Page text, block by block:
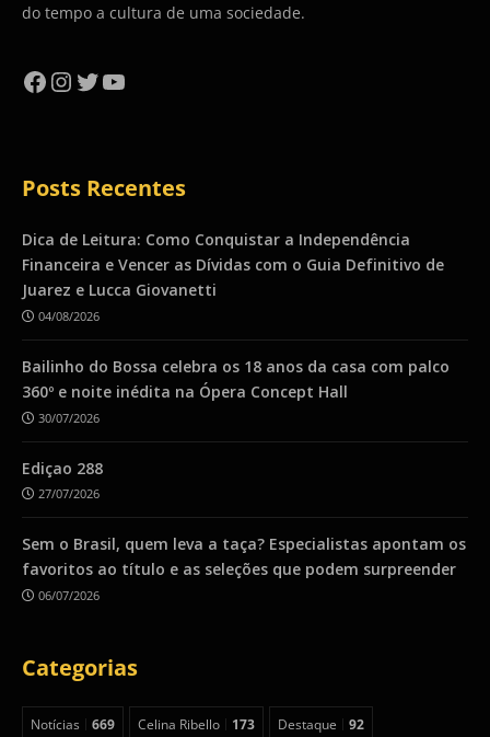
do tempo a cultura de uma sociedade.
Facebook
Instagram
Twitter
YouTube
Posts Recentes
Dica de Leitura: Como Conquistar a Independência
Financeira e Vencer as Dívidas com o Guia Definitivo de
Juarez e Lucca Giovanetti
04/08/2026
Bailinho do Bossa celebra os 18 anos da casa com palco
360º e noite inédita na Ópera Concept Hall
30/07/2026
Ediçao 288
27/07/2026
Sem o Brasil, quem leva a taça? Especialistas apontam os
favoritos ao título e as seleções que podem surpreender
06/07/2026
Categorias
Notícias 669 Celina Ribello 173 Destaque 92